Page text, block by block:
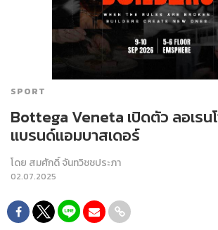
SPORT
Bottega Veneta เปิดตัว ลอเรน
แบรนด์แอมบาสเดอร์
โดย สมศักดิ์ จันทวิชชประภา
02.07.2025